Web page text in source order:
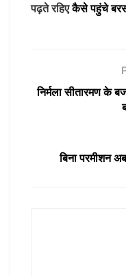
पढ़ते रहिएकैसे पहुंचे
निर्मला सीतारमण के
बिना परमीशन